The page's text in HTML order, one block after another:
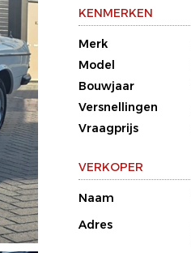
KENMERKEN
Merk
Model
Bouwjaar
Versnellingen
Vraagprijs
VERKOPER
Naam
Adres